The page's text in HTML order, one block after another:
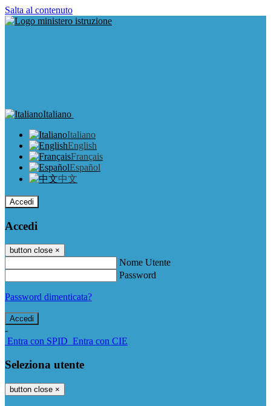
Salta al contenuto
Italiano
Italiano
English
Français
Español
中文
Accedi
Accedi
button close ×
Nome Utente
Password
Password dimenticata?
-
Entra con SPID Entra con CIE
Seleziona utente
button close ×